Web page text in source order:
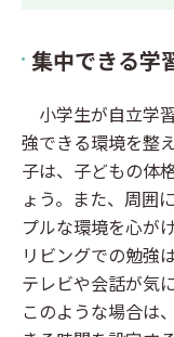
集中できる学
小学生が自立学
強できる環境を整
子は、子どもの体
ょう。また、周囲
プルな環境を心が
リビングでの勉強
テレビや会話が気
このような場合は